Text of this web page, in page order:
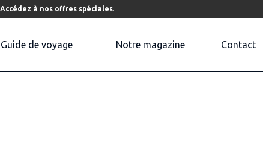
Accédez à nos offres spéciales.
Guide de voyage Notre magazine Contact